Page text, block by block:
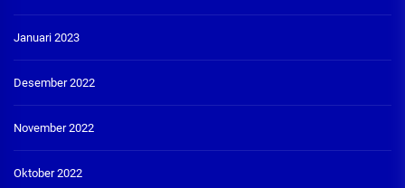
Januari 2023
Desember 2022
November 2022
Oktober 2022